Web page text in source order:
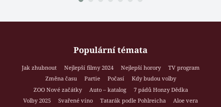
Populární témata
Jak zhubnout Nejlepší filmy 2024 Nejlepší horory
TV program
Změna času
Partie Počasí
Kdy budou volby
ZOO Nové začátky
Auto – katalog
7 pádů Honzy Dědka
Volby 2025
Svařené víno Tatarák podle Pohlreicha
Aloe vera